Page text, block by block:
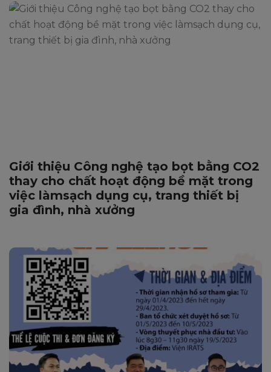
Giới thiệu Công nghệ tạo bọt bằng CO2
thay cho chất hoạt động bề mặt trong
việc làmsạch dụng cụ, trang thiết bị
gia đình, nhà xưởng